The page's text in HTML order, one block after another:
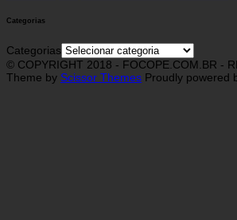
Categorias
Categorias
© COPYRIGHT 2018 - FOCOPE.COM.BR -
Theme by Scissor Themes Proudly powered